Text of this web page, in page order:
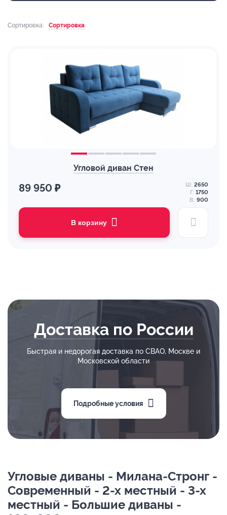
Сортировка: Сортировка
Угловой диван Стен
89 950 ₽ Ш: 2650
Г: 1750
В: 900
В корзину
Доставка по России
Быстрая и недорогая доставка по СВАО, Москве и
Московской области
Подробные условия
Угловые диваны - Милана-Стронг -
Современный - 2-х местный - 3-х
местный - Большие диваны -